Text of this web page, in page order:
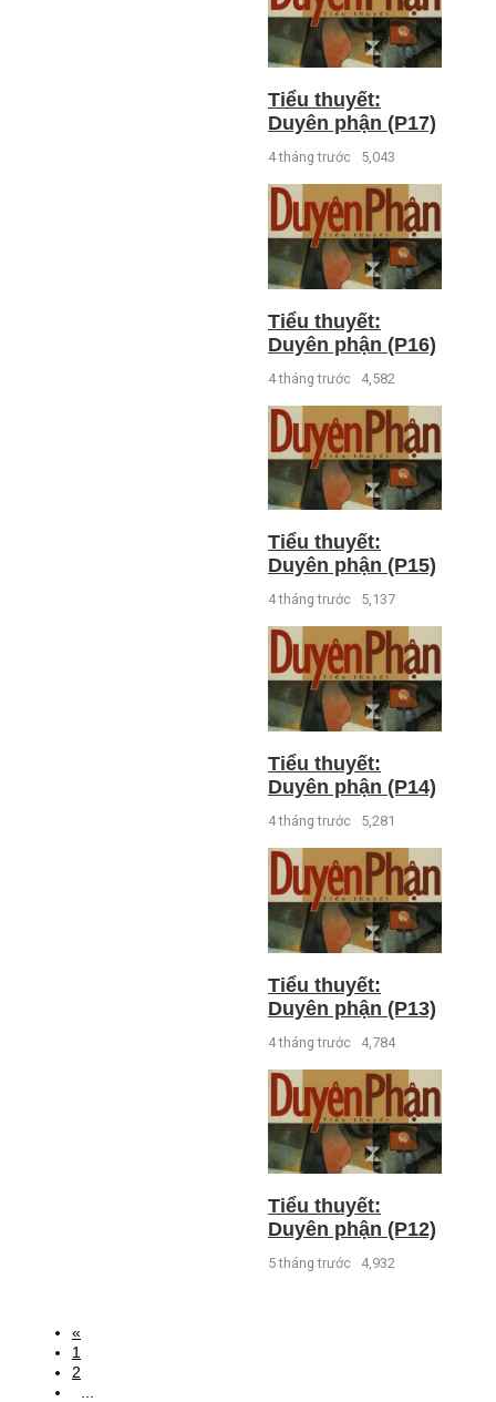
Tiểu thuyết:
Duyên phận (P17)
4 tháng trước 5,043
Tiểu thuyết:
Duyên phận (P16)
4 tháng trước 4,582
Tiểu thuyết:
Duyên phận (P15)
4 tháng trước 5,137
Tiểu thuyết:
Duyên phận (P14)
4 tháng trước 5,281
Tiểu thuyết:
Duyên phận (P13)
4 tháng trước 4,784
Tiểu thuyết:
Duyên phận (P12)
5 tháng trước 4,932
«
1
2